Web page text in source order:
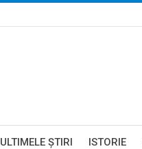
ULTIMELE ŞTIRI ISTORIE